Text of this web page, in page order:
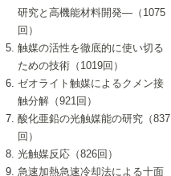
2：大学・研究所編
7号 サブナノレベルでみた新しい表面現象
8号 オレフィン重合触媒の新たな展
6号 第92回触媒討論会
7号 基礎化学品製造の触媒技術
8号 資源の循環と触媒技術
6号 第90回触媒討論会
7号 触媒研究と学術雑誌/情報
8号 若い世代からみた触媒化学の現状と未
5号 触媒研究における新しい切り口：コン
ビナトリアルケミストリー
6号 第88回触媒討論会特集号
7号 企業における触媒研究のブレークスル
8号 この材料を触媒として使ってみません
5号 触媒のおもしろさをどのように伝える
6号 第86回触媒討論会
7号 水素化精製触媒の新しい展開
8号 新しい反応性と機能性を目指した金属
クラスタ-化学
2号 第83回触媒討論会
3号 均一系触媒反応最前線
4号 実用炭素材料の新展開
5号 研究の方法論を考える
7号 機能性金属材料と触媒
8号 触媒研究へのNMRの応用と展望
進展と21世紀への提言/創立40周年記念・触
媒学会この10年の歩みとこれから/創立40周
2号 第81回触媒討論会
3号 計算機触媒化学へのさそい
4号 触媒劣化の制御と予測
5号 最新の実用プロセスと触媒
6号 第82回触媒討論会
1号 均一系と不均一系触媒反応-その特徴と
接点
2号 第79回触媒討論会
3号 最新NO除去触媒の実用化研究
4号 新しい反応場を目指した触媒調製
5号 反応・分離技術の新しい展開
6号 第80回触媒討論会
▼38巻（1996年）
1号 触媒の構造と触媒作用/C1化学を中心と
する21世紀への触媒
3号 オリンピックメダル:金・銀・銅はどん
な触媒作用を示すか
4号 触媒作用における機能の複合化
▼37巻（1995年）
1号 ファインケミカルズと固体触媒
2号 第75回触媒討論会
3号 希土類を利用した触媒
4号 触媒とリサイクル
5号 エネルギー変換触媒
▼36巻（1994年）
1号 電気化学と触媒
2号 第73回触媒討論会
3号 C4化学の展開
4号 《通常号》
▼35巻（1993年）
1号 工業触媒開発マニュアル―探索から工
業化まで
2号 第71回触媒討論会
▼34巻（1992年）
1号 インパクトを与えたこの研究
2号 第69回触媒討論会
▼33巻（1991年）
1号 触媒プロセス開発マニュアル―探索か
▼32巻（1990年）
研究と高機能材料開発―（1075
回）
触媒の活性を徹底的に使い切る
ための技術（1019回）
ゼオライト触媒によるクメン接
触分解（921回）
酸化亜鉛の光触媒能の研究（837
回）
光触媒反応（826回）
急速加熱急速冷却法による十面